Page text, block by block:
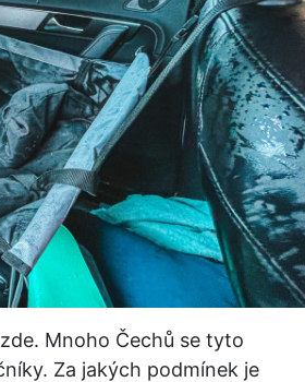
Mnoho Čechů se tyto
Za jakých podmínek je